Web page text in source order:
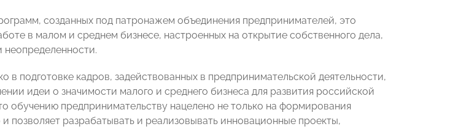
созданных под патронажем объединения предпринимателей, это
в малом и среднем бизнесе, настроенных на открытие собственного дела,
неопределенности.
в подготовке кадров, задействованных в предпринимательской деятельности,
идеи о значимости малого и среднего бизнеса для развития российской
обучению предпринимательству нацелено не только на формирования
позволяет разрабатывать и реализовывать инновационные проекты,